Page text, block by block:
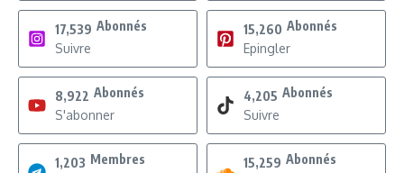
17,539 Abonnés
Suivre
15,260 Abonnés
Epingler
8,922 Abonnés
S'abonner
4,205 Abonnés
Suivre
1,203 Membres
15,259 Abonnés